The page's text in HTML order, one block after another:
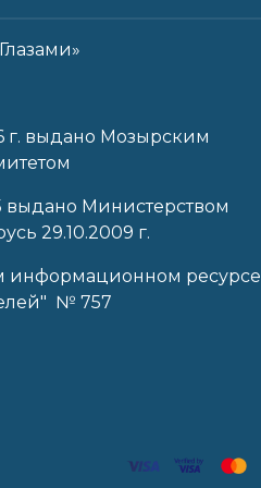
г. выдано Мозырским
Министерством
29.10.2009 г.
информационном ресурсе
№ 757